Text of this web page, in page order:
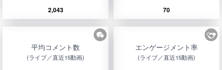
2,043 70
平均コメント数
(ライブ／直近15動画)
エンゲージメント率
(ライブ／直近15動画)